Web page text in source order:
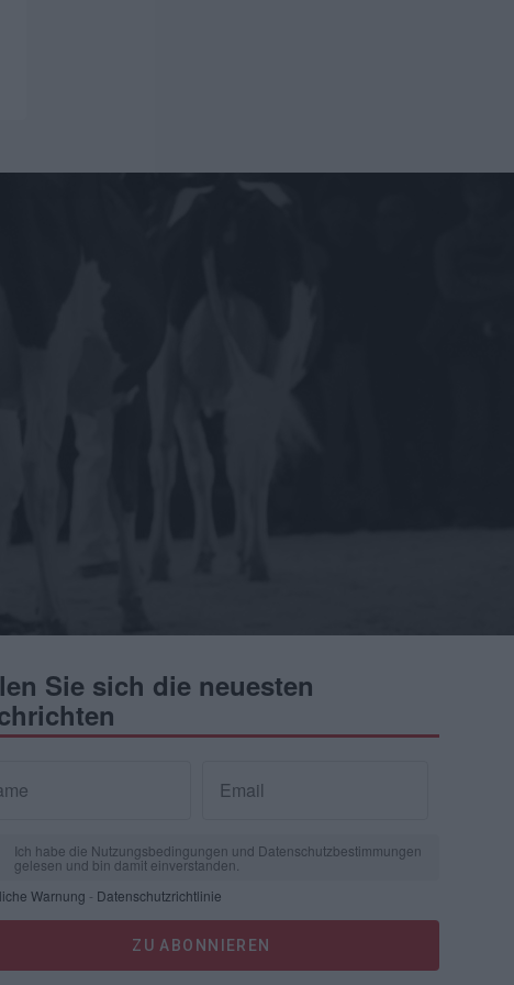
Sie sich die neuesten
Email
Ich habe die Nutzungsbedingungen und Datenschutzbestimmungen
gelesen und bin damit einverstanden.
Warnung - Datenschutzrichtlinie
ZU ABONNIEREN